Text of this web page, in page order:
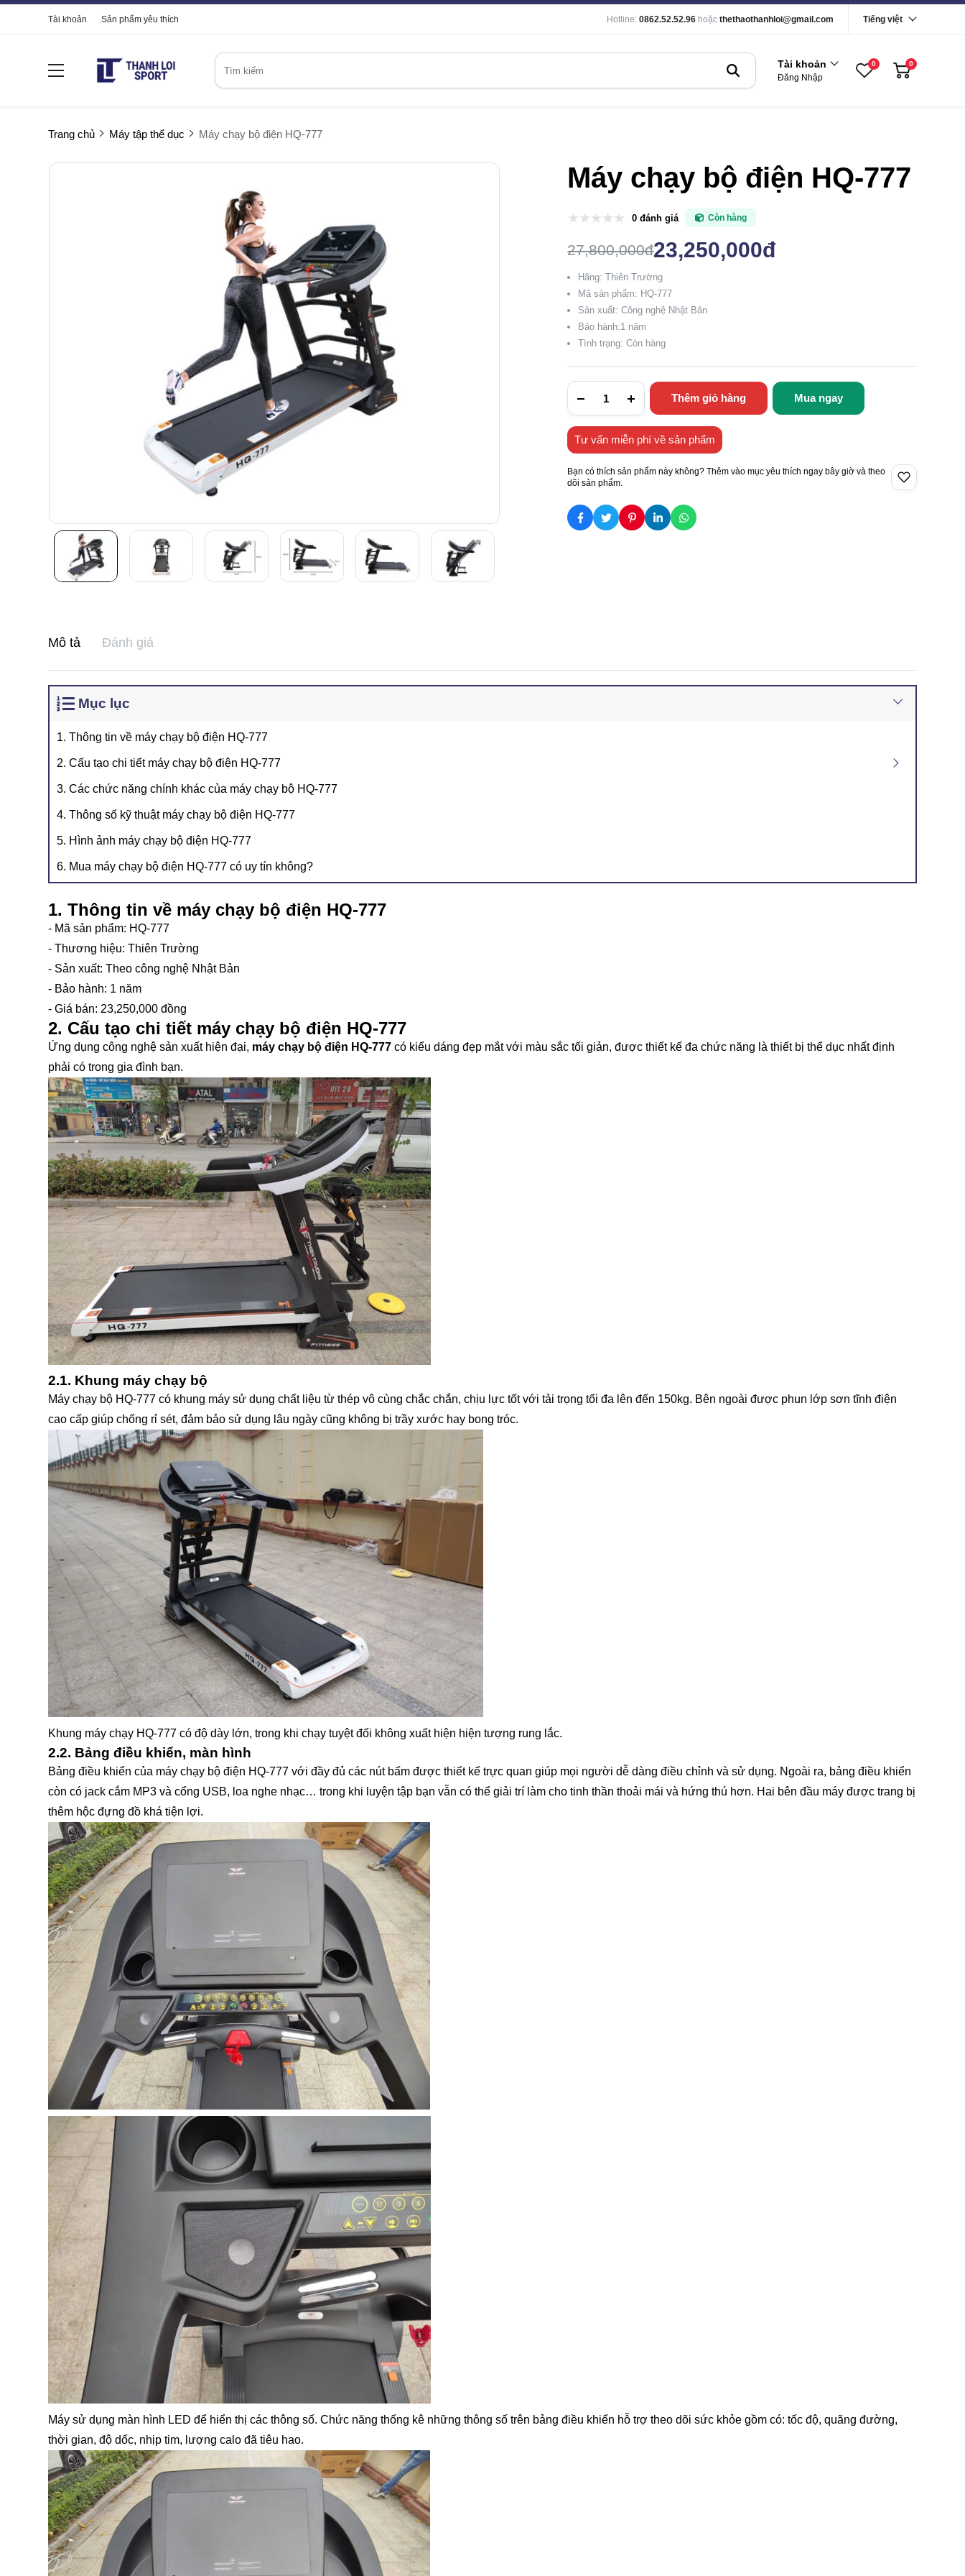
Tài khoản Sản phẩm yêu thích Hotline: 0862.52.52.96 hoặc thethaothanhloi@gmail.com Tiếng việt
Tài khoản
Đăng Nhập
0 0
Trang chủ Máy tập thể dục Máy chạy bộ điện HQ-777
Máy chạy bộ điện HQ-777
0 đánh giá Còn hàng
27,800,000đ23,250,000đ
Hãng: Thiên Trường
Mã sản phẩm: HQ-777
Sản xuất: Công nghệ Nhật Bản
Bảo hành:1 năm
Tình trạng: Còn hàng
Thêm giỏ hàng Mua ngay
Tư vấn miễn phí về sản phẩm
Bạn có thích sản phẩm này không? Thêm vào mục yêu thích ngay bây giờ và theo
dõi sản phẩm.
Mô tả Đánh giá
Mục lục
1. Thông tin về máy chạy bộ điện HQ-777
2. Cấu tạo chi tiết máy chạy bộ điện HQ-777
3. Các chức năng chính khác của máy chạy bộ HQ-777
4. Thông số kỹ thuật máy chạy bộ điện HQ-777
5. Hình ảnh máy chạy bộ điện HQ-777
6. Mua máy chạy bộ điện HQ-777 có uy tín không?
1. Thông tin về máy chạy bộ điện HQ-777
- Mã sản phẩm: HQ-777
- Thương hiệu: Thiên Trường
- Sản xuất: Theo công nghệ Nhật Bản
- Bảo hành: 1 năm
- Giá bán: 23,250,000 đồng
2. Cấu tạo chi tiết máy chạy bộ điện HQ-777
Ứng dụng công nghệ sản xuất hiện đại, máy chạy bộ điện HQ-777 có kiểu dáng đẹp mắt với màu sắc tối giản, được thiết kế đa chức năng là thiết bị thể dục nhất định
phải có trong gia đình bạn.
2.1. Khung máy chạy bộ
Máy chạy bộ HQ-777 có khung máy sử dụng chất liệu từ thép vô cùng chắc chắn, chịu lực tốt với tải trọng tối đa lên đến 150kg. Bên ngoài được phun lớp sơn tĩnh điện
cao cấp giúp chống rỉ sét, đảm bảo sử dụng lâu ngày cũng không bị trầy xước hay bong tróc.
Khung máy chạy HQ-777 có độ dày lớn, trong khi chạy tuyệt đối không xuất hiện hiện tượng rung lắc.
2.2. Bảng điều khiển, màn hình
Bảng điều khiển của máy chạy bộ điện HQ-777 với đầy đủ các nút bấm được thiết kế trực quan giúp mọi người dễ dàng điều chỉnh và sử dụng. Ngoài ra, bảng điều khiển
còn có jack cắm MP3 và cổng USB, loa nghe nhạc… trong khi luyện tập bạn vẫn có thể giải trí làm cho tinh thần thoải mái và hứng thú hơn. Hai bên đầu máy được trang bị
thêm hộc đựng đồ khá tiện lợi.
Máy sử dụng màn hình LED để hiển thị các thông số. Chức năng thống kê những thông số trên bảng điều khiển hỗ trợ theo dõi sức khỏe gồm có: tốc độ, quãng đường,
thời gian, độ dốc, nhịp tim, lượng calo đã tiêu hao.